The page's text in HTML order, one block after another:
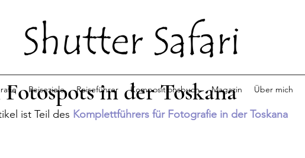
Reiseziele Reiseführer Kompositionsbuch Magazin Über mich
in der Toskana
ist Teil des Komplettführers für Fotografie in der Toskana